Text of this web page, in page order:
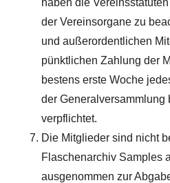
haben die
der Vereinsorgane zu
und außerordentlichen
pünktlichen Zahlung der
bestens erste Woche
der
verpflichtet.
Die Mitglieder sind nicht
Flaschenarchiv Samples
ausgenommen zur